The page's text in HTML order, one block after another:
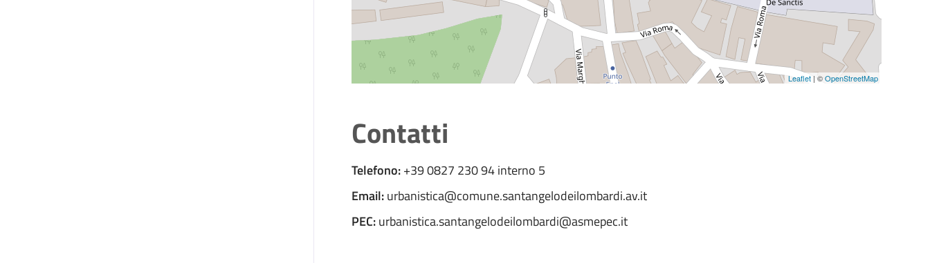
Leaflet| ©OpenStreetMap
Contatti
Telefono:+39 0827 230 94 interno 5
Email:urbanistica@comune.santangelodeilombardi.av.it
PEC:urbanistica.santangelodeilombardi@asmepec.it